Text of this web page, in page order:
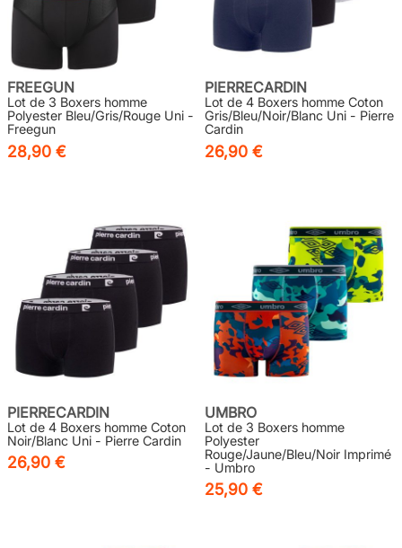
FREEGUN
Lot de 3 Boxers homme
Polyester Bleu/Gris/Rouge Uni -
Freegun
28,90 €
PIERRECARDIN
Lot de 4 Boxers homme Coton
Gris/Bleu/Noir/Blanc Uni - Pierre
Cardin
26,90 €
PIERRECARDIN
Lot de 4 Boxers homme Coton
Noir/Blanc Uni - Pierre Cardin
26,90 €
UMBRO
Lot de 3 Boxers homme
Polyester
Rouge/Jaune/Bleu/Noir Imprimé
- Umbro
25,90 €